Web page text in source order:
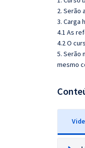
2. Serão
3. Carga
4.1 As
4.2 O
5. Serão
mesmo